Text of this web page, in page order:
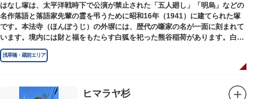
はなし塚は、太平洋戦時下で公演が禁止された「五人廻し」「明烏」などの
名作落語と落語家先輩の霊を弔うために昭和16年（1941）に建てられた塚
です。本法寺（ほんぽうじ）の外塀には、歴代の噺家の名が一面に刻まれて
います。境内には財と福をもたらす白狐を祀った熊谷稲荷があります。白狐
を祀った稲荷は全国に2ケ所しかない非常に珍しいものです。
浅草橋・蔵前エリア
ヒマラヤ杉